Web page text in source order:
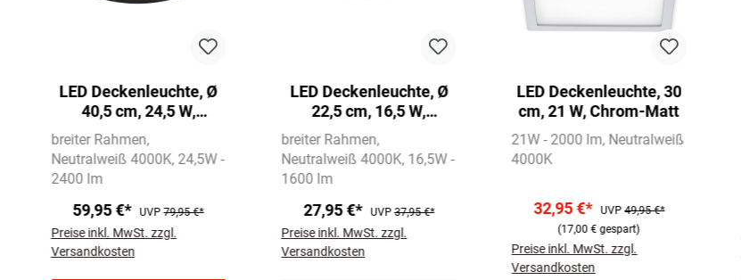
LED Deckenleuchte, Ø
40,5 cm, 24,5 W,
Schwarz
breiter Rahmen
Neutralweiß 4000K 24,5W -
2400 lm
59,95 €* UVP79,95 €*
Preise inkl. MwSt. zzgl.
Versandkosten
LED Deckenleuchte, Ø
22,5 cm, 16,5 W,
Schwarz
breiter Rahmen
Neutralweiß 4000K 16,5W -
1600 lm
27,95 €* UVP37,95 €*
Preise inkl. MwSt. zzgl.
Versandkosten
LED Deckenleuchte, 30
cm, 21 W, Chrom-Matt
21W - 2000 lm Neutralweiß
4000K
32,95 €* UVP49,95 €*
(17,00 € gespart)
Preise inkl. MwSt. zzgl.
Versandkosten